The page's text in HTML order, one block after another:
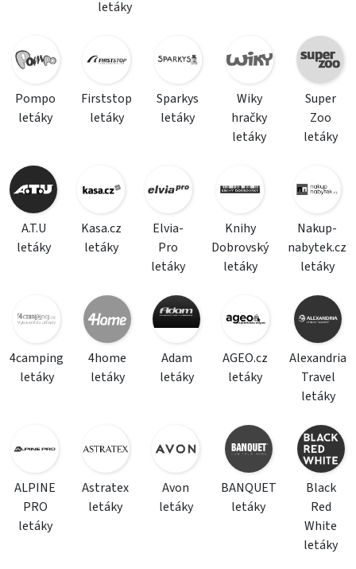
letáky
Pompo
letáky
Firststop
letáky
Sparkys
letáky
Wiky
hračky
letáky
Super
Zoo
letáky
A.T.U
letáky
Kasa.cz
letáky
Elvia-
Pro
letáky
Knihy
Dobrovský
letáky
Nakup-
nabytek.cz
letáky
4camping
letáky
4home
letáky
Adam
letáky
AGEO.cz
letáky
Alexandria
Travel
letáky
ALPINE
PRO
letáky
Astratex
letáky
Avon
letáky
BANQUET
letáky
Black
Red
White
letáky